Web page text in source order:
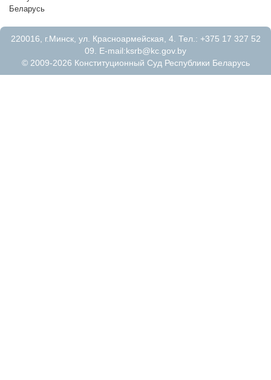
Беларусь
220016, г.Минск, ул. Красноармейская, 4. Тел.: +375 17 327 52
09. E-mail:ksrb@kc.gov.by
© 2009-2026 Конституционный Суд Республики Беларусь